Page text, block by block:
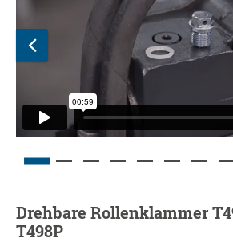
Drehbare Rollenklammer
T498P